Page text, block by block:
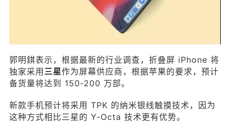
郭明錤表示，根据最新的行业调查，折叠屏 iPhone 将
独家采用三星作为屏幕供应商，根据苹果的要求，预计
备货量将达到 150-200 万部。
新款手机预计将采用 TPK 的纳米银线触摸技术，因为
这种方式相比三星的 Y-Octa 技术更有优势。
度推出安卓之光小米 11 Ultra 、小米 11X 系列等新
品，现已开售。 小米 11X 6GB+128GB 版售价 299
99 印度卢比（约 2621.91 元），8GB+128GB 版售
价 31999 印度卢比（约 2796.71 元），小米 11X P
ro 售价 39999 印度卢比（约 3495.91 元），8GB+
256GB 版售价 41999 印度卢比（约 3670.71
元）。 * 腾讯数码 三、滴滴将起诉抹黑司机短视频
发文称，有短视频作者为了流量随意编造故事抹黑
滴滴司机，将进行起诉。 他指出，这些视频的文案